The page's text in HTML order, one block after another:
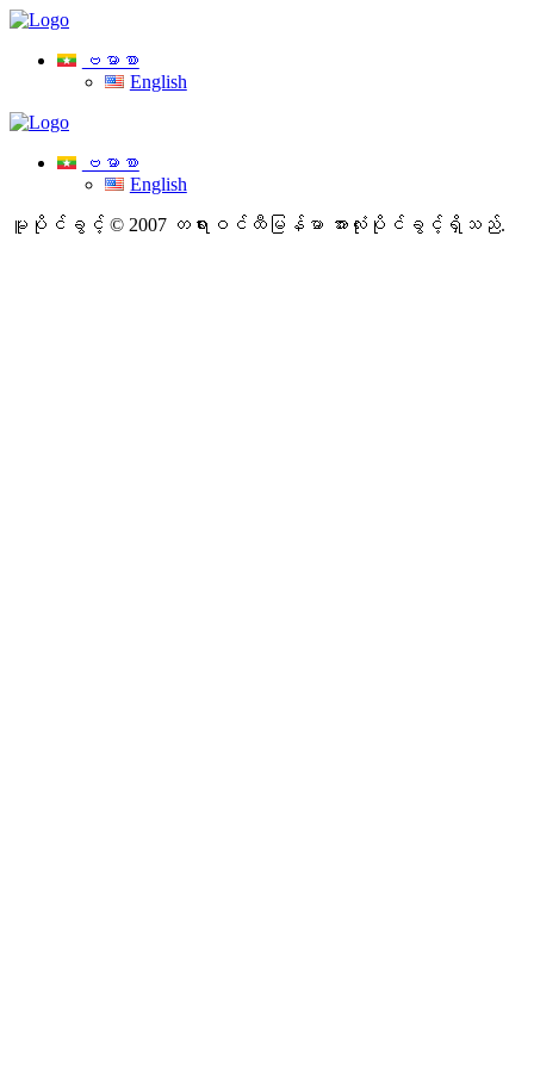
ဗမာစာ
English
ဗမာစာ
English
မူပိုင်ခွင့် © 2007 တရားဝင်ထီမြန်မာ အားလုံးပိုင်ခွင့်ရှိသည်.